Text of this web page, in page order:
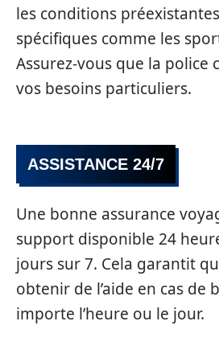
les conditions
spécifiques comme les
Assurez-vous que la police
vos besoins particuliers.
ASSISTANCE 24/7
Une bonne assurance
support disponible 24
jours sur 7. Cela garantit
obtenir de l’aide en cas de
importe l’heure ou le jour.